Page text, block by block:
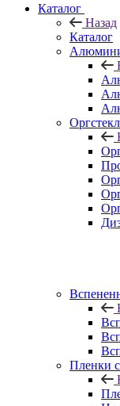
Каталог
Назад
Каталог
Пленки